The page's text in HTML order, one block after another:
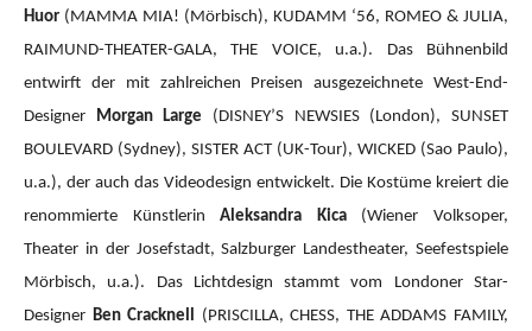
Huor (MAMMA MIA! (Mörbisch), KUDAMM ‘56, ROMEO & JULIA,
RAIMUND-THEATER-GALA, THE VOICE, u.a.). Das Bühnenbild
entwirft der mit zahlreichen Preisen ausgezeichnete West-End-
Designer Morgan Large (DISNEY’S NEWSIES (London), SUNSET
BOULEVARD (Sydney), SISTER ACT (UK-Tour), WICKED (Sao Paulo),
u.a.), der auch das Videodesign entwickelt. Die Kostüme kreiert die
renommierte KünstlerinAleksandra Kica(Wiener Volksoper,
Theater in der Josefstadt, Salzburger Landestheater, Seefestspiele
Mörbisch, u.a.). Das Lichtdesign stammt vom Londoner Star-
Designer Ben Cracknell (PRISCILLA, CHESS, THE ADDAMS FAMILY,